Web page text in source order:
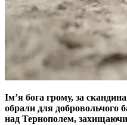
Ім’я бога грому, за
обрали для добровольчого
над Тернополем, захищаючи